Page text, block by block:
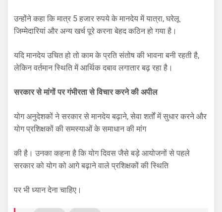
उन्होंने कहा कि मात्र 5 हजार रुपये के मानदेय में यात्रा, घरेलू
जिम्मेदारियां और अन्य खर्च पूरे करना बेहद कठिन हो गया है।
यदि मानदेय उचित हो तो काम के प्रति संतोष की भावना बनी रहती है,
लेकिन वर्तमान स्थिति में आर्थिक दबाव लगातार बढ़ रहा है।
सरकार से मांगों पर गंभीरता से विचार करने की अपील
योग अनुदेशकों ने सरकार से मानदेय बढ़ाने, सेवा शर्तों में सुधार करने और
योग प्रशिक्षकों की समस्याओं के समाधान की मांग
की है। उनका कहना है कि योग दिवस जैसे बड़े आयोजनों से पहले
सरकार को योग को आगे बढ़ाने वाले प्रशिक्षकों की स्थिति
पर भी ध्यान देना चाहिए।